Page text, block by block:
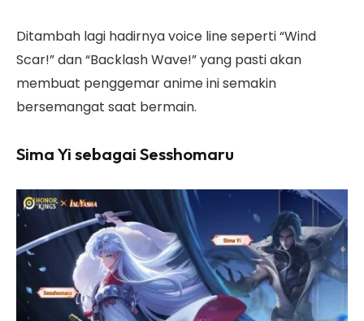
Ditambah lagi hadirnya voice line seperti “Wind
Scar!” dan “Backlash Wave!” yang pasti akan
membuat penggemar anime ini semakin
bersemangat saat bermain.
Sima Yi sebagai Sesshomaru